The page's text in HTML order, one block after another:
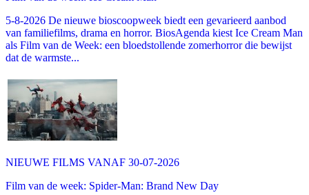
5-8-2026 De nieuwe bioscoopweek biedt een gevarieerd aanbod
van familiefilms, drama en horror. BiosAgenda kiest Ice Cream Man
als Film van de Week: een bloedstollende zomerhorror die bewijst
dat de warmste...
NIEUWE FILMS VANAF 30-07-2026
Film van de week: Spider-Man: Brand New Day